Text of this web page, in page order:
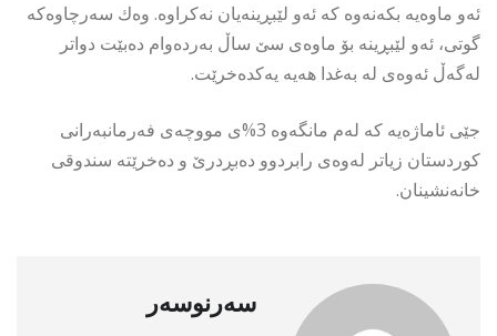
ئەو ماوەیە بكەنەوە كە ئەو لێبڕینەیان نەكراوە. وەك سەرچاوەكە
گوتی، ئەو لێبڕینە بۆ ماوەی سێ ساڵ بەردەوام دەبێت دواتر
لەگەڵ ئەوەی لە بەغدا هەیە یەكدەخرێت.
جێی ئاماژەیە كە لەم مانگەوە 3%ی مووچەی فەرمانبەرانی
كوردستان زیاتر لەوەی رابردوو دەبڕدرێ و دەخرێتە سندوقی
خانەنشینان.
سەرنوسەر